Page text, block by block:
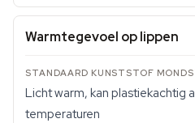
Warmtegevoel op lippen
Licht warm, kan plastiekachtig
temperaturen